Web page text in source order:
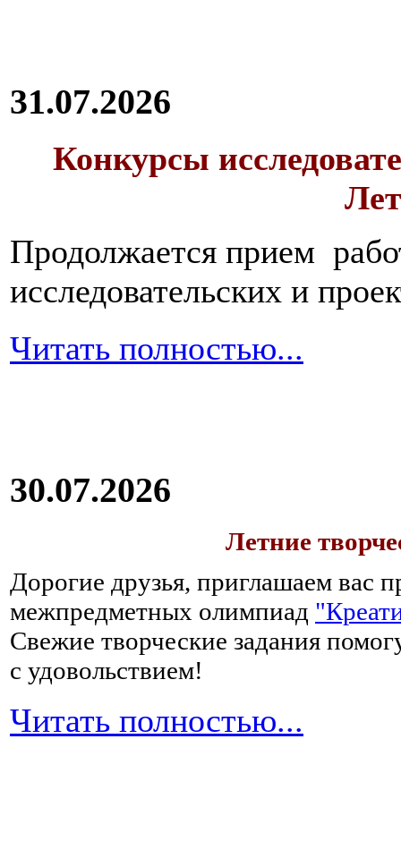
31.07.2026
Конкурсы
Продолжается прием
исследовательских и
Читать полностью...
30.07.2026
Летние
Дорогие друзья, приглашаем вас
межпредметных олимпиад
Свежие творческие задания
с удовольствием!
Читать полностью...